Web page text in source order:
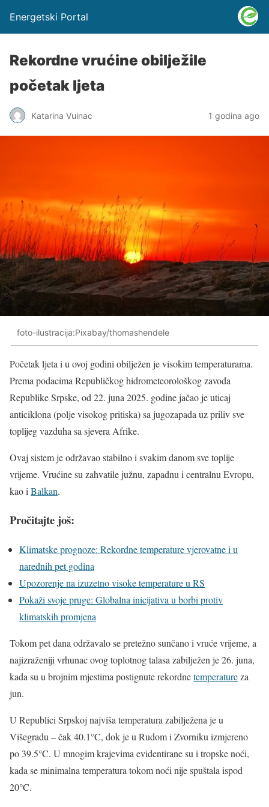
Energetski Portal
Rekordne vrućine obilježile
početak ljeta
Katarina Vuinac 1 godina ago
foto-ilustracija:Pixabay/thomashendele
Početak ljeta i u ovoj godini obilježen je visokim temperaturama.
Prema podacima Republičkog hidrometeorološkog zavoda
Republike Srpske, od 22. juna 2025. godine jačao je uticaj
anticiklona (polje visokog pritiska) sa jugozapada uz priliv sve
toplijeg vazduha sa sjevera Afrike.
Ovaj sistem je održavao stabilno i svakim danom sve toplije
vrijeme. Vrućine su zahvatile južnu, zapadnu i centralnu Evropu,
kao i Balkan.
Pročitajte još:
Klimatske prognoze: Rekordne temperature vjerovatne i u
narednih pet godina
Upozorenje na izuzetno visoke temperature u RS
Pokaži svoje pruge: Globalna inicijativa u borbi protiv
klimatskih promjena
Tokom pet dana održavalo se pretežno sunčano i vruće vrijeme, a
najizraženiji vrhunac ovog toplotnog talasa zabilježen je 26. juna,
kada su u brojnim mjestima postignute rekordnetemperatureza
jun.
U Republici Srpskoj najviša temperatura zabilježena je u
Višegradu – čak 40.1°C, dok je u Rudom i Zvorniku izmjereno
po 39.5°C. U mnogim krajevima evidentirane su i tropske noći,
kada se minimalna temperatura tokom noći nije spuštala ispod
20°C.